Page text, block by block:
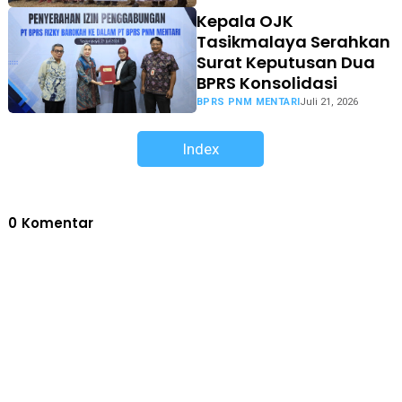
Kepala OJK
Tasikmalaya Serahkan
Surat Keputusan Dua
BPRS Konsolidasi
BPRS PNM MENTARIJuli 21, 2026
Index
0 Komentar